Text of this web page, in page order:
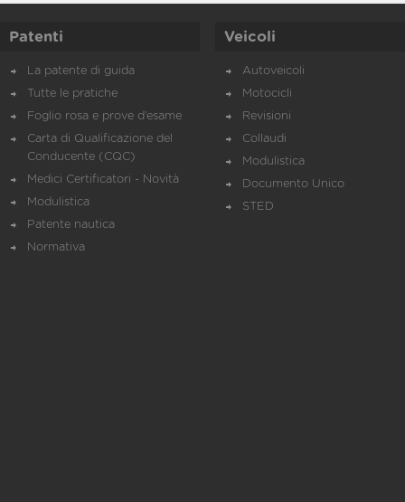
Patenti
La patente di guida
Tutte le pratiche
Foglio rosa e prove d’esame
Carta di Qualificazione del
Conducente (CQC)
Medici Certificatori - Novità
Modulistica
Patente nautica
Normativa
Veicoli
Autoveicoli
Motocicli
Revisioni
Collaudi
Modulistica
Documento Unico
STED